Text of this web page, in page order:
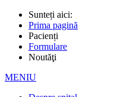
Sunteți aici:
Prima pagină
Pacienți
Formulare
Noutăţi
MENIU